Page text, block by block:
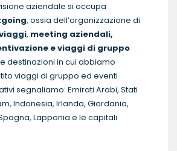
aziendale si occupa
, ossia dell’organizzazione di
, meeting aziendali,
e viaggi di gruppo
destinazioni in cui abbiamo
viaggi di gruppo ed eventi
segnaliamo: Emirati Arabi, Stati
Indonesia, Irlanda, Giordania,
Lapponia e le capitali